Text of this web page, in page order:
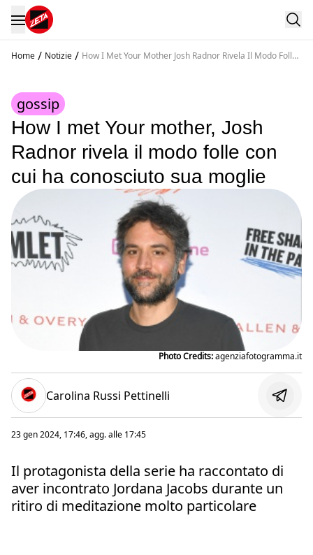
Home / Notizie / How I Met Your Mother Josh Radnor Rivela Il Modo Folle
gossip
How I met Your mother, Josh
Radnor rivela il modo folle con
cui ha conosciuto sua moglie
Photo Credits:agenziafotogramma.it
Carolina Russi Pettinelli
23 gen 2024, 17:46, agg. alle 17:45
Il protagonista della serie ha raccontato di
aver incontrato Jordana Jacobs durante un
ritiro di meditazione molto particolare